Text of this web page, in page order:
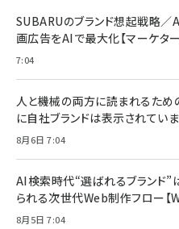
￥1,100
年後半、あな
￥880
組織の成果を
すい ガイド枠
2枚セット
￥1,599
【New】
レイヤー
￥6,980
Anker
全ワイヤレス
ング/マルチポ
技術基準適合】
￥5,990
￥5,000
ケーブル
17 / 16 / 15 /
Pro/Air 各種対
￥1,890
SUBARUのブランド想起戦略／
画広告をAIで最大化【マーケタ
7:04
人と機械の両方に読まれるため
に自社ブランドは表示されてい
8月6日 7:04
AI検索時代“選ばれるブランド
られる次世代Web制作フロー【
8月5日 7:04